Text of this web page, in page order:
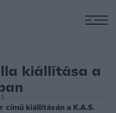
kiállítása a
című kiállításán a K.A.S.